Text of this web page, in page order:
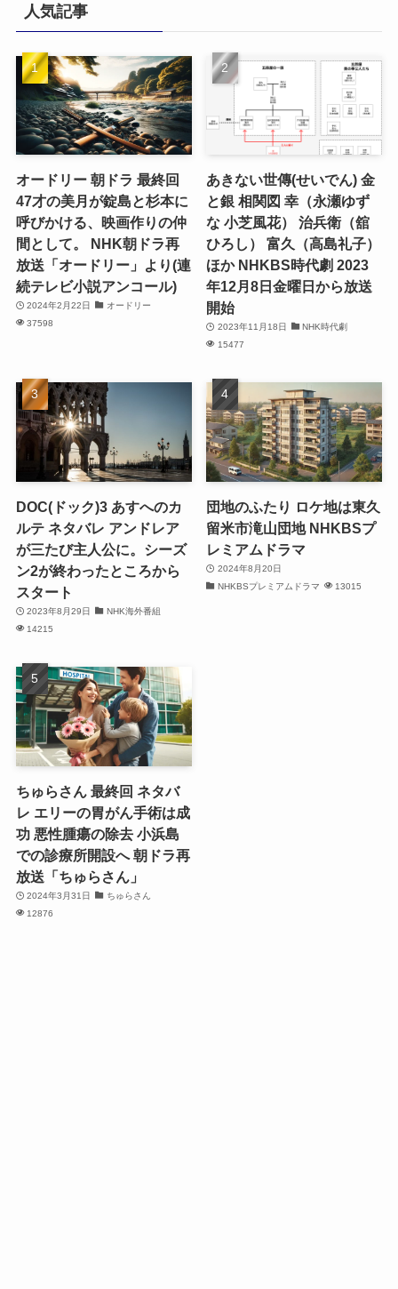
人気記事
オードリー 朝ドラ 最終回
47才の美月が錠島と杉本に
呼びかける、映画作りの仲
間として。 NHK朝ドラ再
放送「オードリー」より(連
続テレビ小説アンコール)
2024年2月22日
オードリー
37598
あきない世傳(せいでん) 金
と銀 相関図 幸（永瀬ゆず
な 小芝風花） 治兵衛（舘
ひろし） 富久（高島礼子）
ほか NHKBS時代劇 2023
年12月8日金曜日から放送
開始
2023年11月18日
NHK時代劇
15477
DOC(ドック)3 あすへのカ
ルテ ネタバレ アンドレア
が三たび主人公に。シーズ
ン2が終わったところから
スタート
2023年8月29日
NHK海外番組
14215
団地のふたり ロケ地は東久
留米市滝山団地 NHKBSプ
レミアムドラマ
2024年8月20日
NHKBSプレミアムドラマ
13015
ちゅらさん 最終回 ネタバ
レ エリーの胃がん手術は成
功 悪性腫瘍の除去 小浜島
での診療所開設へ 朝ドラ再
放送「ちゅらさん」
2024年3月31日
ちゅらさん
12876